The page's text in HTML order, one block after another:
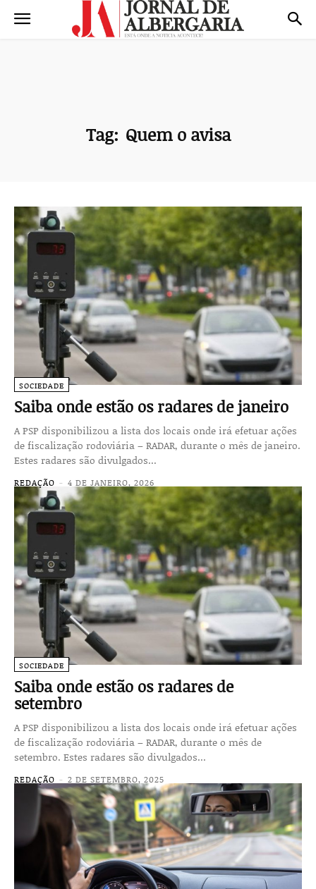
Tag: Quem o avisa
SOCIEDADE
Saiba onde estão os radares de janeiro
A PSP disponibilizou a lista dos locais onde irá efetuar ações
de fiscalização rodoviária – RADAR, durante o mês de janeiro.
Estes radares são divulgados...
REDAÇÃO - 4 DE JANEIRO, 2026
SOCIEDADE
Saiba onde estão os radares de
setembro
A PSP disponibilizou a lista dos locais onde irá efetuar ações
de fiscalização rodoviária – RADAR, durante o mês de
setembro. Estes radares são divulgados...
REDAÇÃO - 2 DE SETEMBRO, 2025